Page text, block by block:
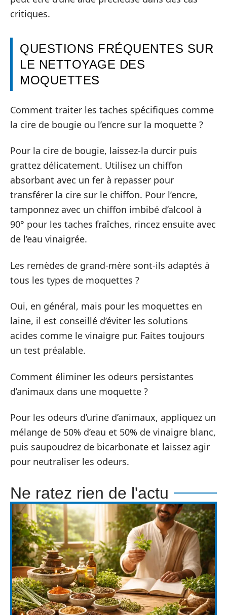
critiques.
QUESTIONS FRÉQUENTES SUR
LE NETTOYAGE DES
MOQUETTES
Comment traiter les taches spécifiques comme
la cire de bougie ou l’encre sur la moquette ?
Pour la cire de bougie, laissez-la durcir puis
grattez délicatement. Utilisez un chiffon
absorbant avec un fer à repasser pour
transférer la cire sur le chiffon. Pour l’encre,
tamponnez avec un chiffon imbibé d’alcool à
90° pour les taches fraîches, rincez ensuite avec
de l’eau vinaigrée.
Les remèdes de grand-mère sont-ils adaptés à
tous les types de moquettes ?
Oui, en général, mais pour les moquettes en
laine, il est conseillé d’éviter les solutions
acides comme le vinaigre pur. Faites toujours
un test préalable.
Comment éliminer les odeurs persistantes
d’animaux dans une moquette ?
Pour les odeurs d’urine d’animaux, appliquez un
mélange de 50% d’eau et 50% de vinaigre blanc,
puis saupoudrez de bicarbonate et laissez agir
pour neutraliser les odeurs.
Ne ratez rien de l'actu